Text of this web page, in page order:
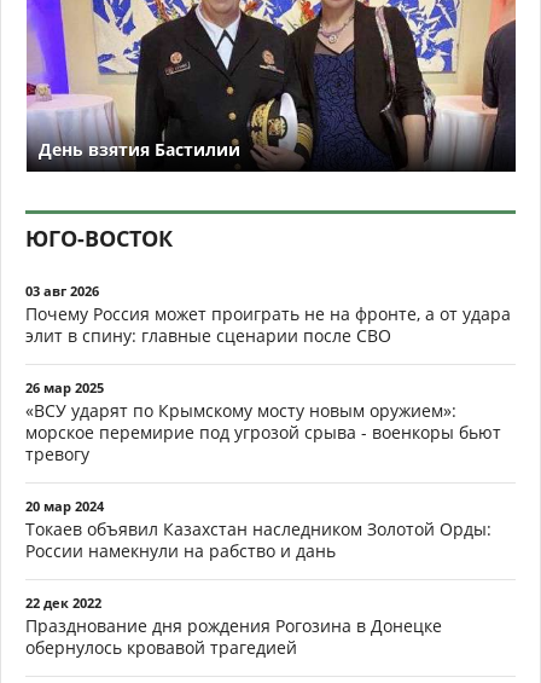
День взятия Бастилии
ЮГО-ВОСТОК
03 авг 2026
Почему Россия может проиграть не на фронте, а от удара
элит в спину: главные сценарии после СВО
26 мар 2025
«ВСУ ударят по Крымскому мосту новым оружием»:
морское перемирие под угрозой срыва - военкоры бьют
тревогу
20 мар 2024
Токаев объявил Казахстан наследником Золотой Орды:
России намекнули на рабство и дань
22 дек 2022
Празднование дня рождения Рогозина в Донецке
обернулось кровавой трагедией